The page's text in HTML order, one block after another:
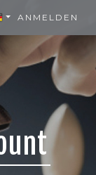
ANMELDEN